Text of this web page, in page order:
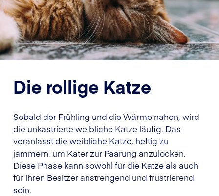
Die rollige Katze
Sobald der Frühling und die Wärme nahen, wird
die unkastrierte weibliche Katze läufig. Das
veranlasst die weibliche Katze, heftig zu
jammern, um Kater zur Paarung anzulocken.
Diese Phase kann sowohl für die Katze als auch
für ihren Besitzer anstrengend und frustrierend
sein.